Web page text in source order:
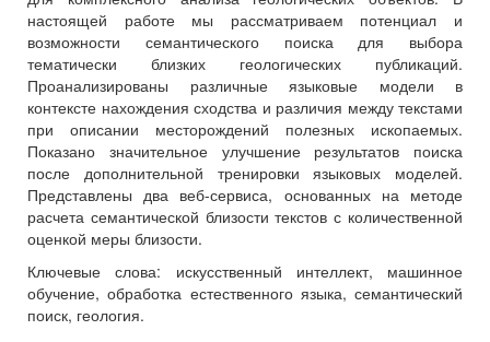
настоящей работе мы рассматриваем потенциал и
возможности семантического поиска для выбора
тематически близких геологических публикаций.
Проанализированы различные языковые модели в
контексте нахождения сходства и различия между текстами
при описании месторождений полезных ископаемых.
Показано значительное улучшение результатов поиска
после дополнительной тренировки языковых моделей.
Представлены два веб-сервиса, основанных на методе
расчета семантической близости текстов с количественной
оценкой меры близости.
Ключевые слова: искусственный интеллект, машинное
обучение, обработка естественного языка, семантический
поиск, геология.